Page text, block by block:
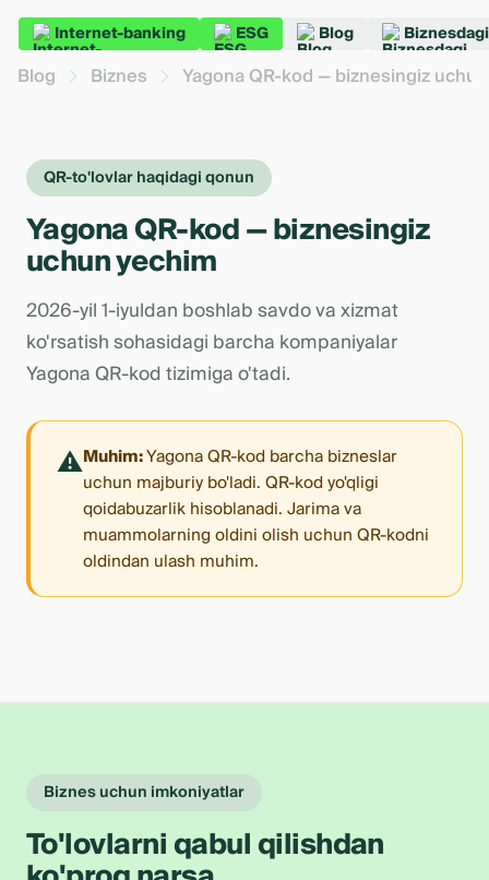
Internet-banking ESG Blog
Blog Biznes Yagona QR-kod — biznesingiz
QR-to'lovlar haqidagi qonun
Yagona QR-kod — biznesingiz
uchun yechim
2026-yil 1-iyuldan boshlab savdo va xizmat
ko'rsatish sohasidagi barcha kompaniyalar
Yagona QR-kod tizimiga o'tadi.
⚠️Muhim:Yagona QR-kod barcha bizneslar
uchun majburiy bo'ladi. QR-kod yo'qligi
qoidabuzarlik hisoblanadi. Jarima va
muammolarning oldini olish uchun QR-kodni
oldindan ulash muhim.
Biznes uchun imkoniyatlar
To'lovlarni qabul qilishdan